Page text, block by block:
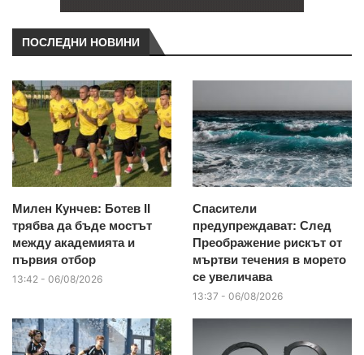
ПОСЛЕДНИ НОВИНИ
Милен Кунчев: Ботев II
трябва да бъде мостът
между академията и
първия отбор
13:42 - 06/08/2026
Спасители
предупреждават: След
Преображение рискът от
мъртви течения в морето
се увеличава
13:37 - 06/08/2026